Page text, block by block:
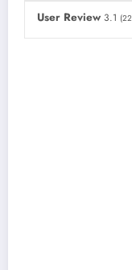
User Review 3.1 (